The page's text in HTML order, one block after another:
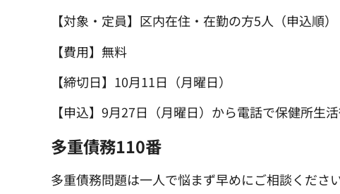
【対象・定員】区内在住・在勤の方5人（申込順）
【費用】無料
【締切日】10月11日（月曜日）
【申込】9月27日（月曜日）から電話で保健所
多重債務110番
多重債務問題は一人で悩まず早めにご相談くださ